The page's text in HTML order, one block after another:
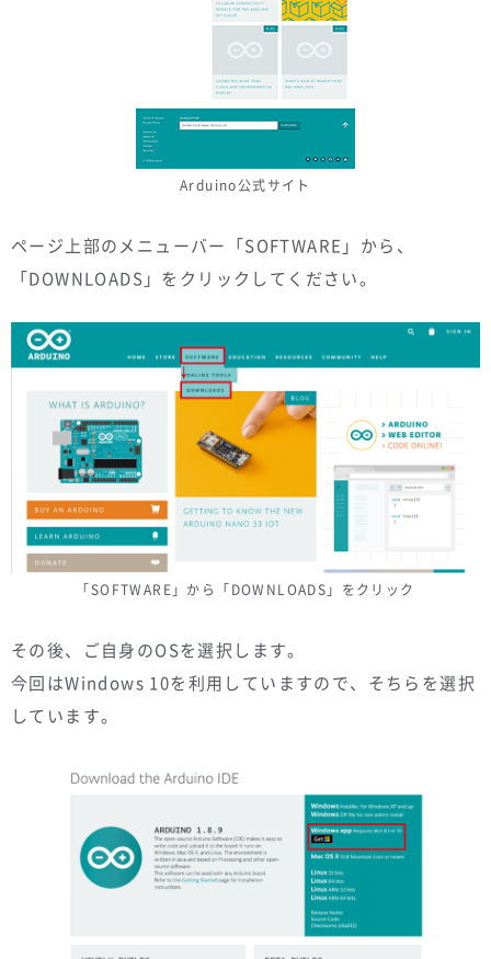
Arduino公式サイト
ページ上部のメニューバー「SOFTWARE」から、
「DOWNLOADS」をクリックしてください。
「SOFTWARE」から「DOWNLOADS」をクリック
その後、ご自身のOSを選択します。
今回はWindows 10を利用していますので、そちらを選択
しています。